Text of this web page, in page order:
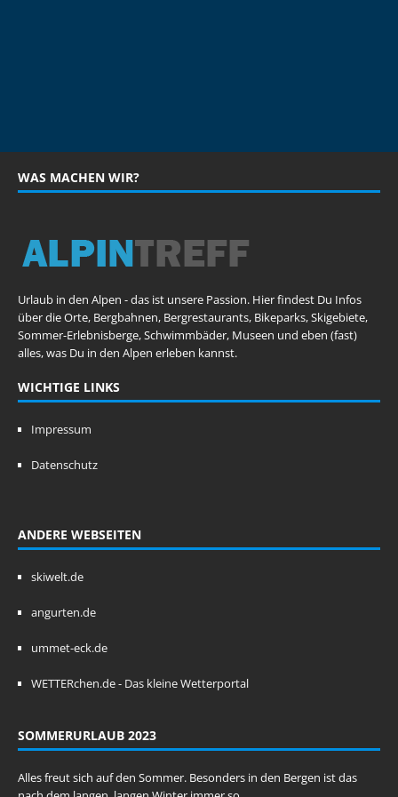
WAS MACHEN WIR?
Urlaub in den Alpen - das ist unsere Passion. Hier findest Du Infos
über die Orte, Bergbahnen, Bergrestaurants, Bikeparks, Skigebiete,
Sommer-Erlebnisberge, Schwimmbäder, Museen und eben (fast)
alles, was Du in den Alpen erleben kannst.
WICHTIGE LINKS
Impressum
Datenschutz
ANDERE WEBSEITEN
skiwelt.de
angurten.de
ummet-eck.de
WETTERchen.de - Das kleine Wetterportal
SOMMERURLAUB 2023
Alles freut sich auf den Sommer. Besonders in den Bergen ist das